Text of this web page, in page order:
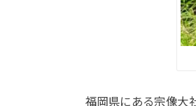
福岡県にある宗像大